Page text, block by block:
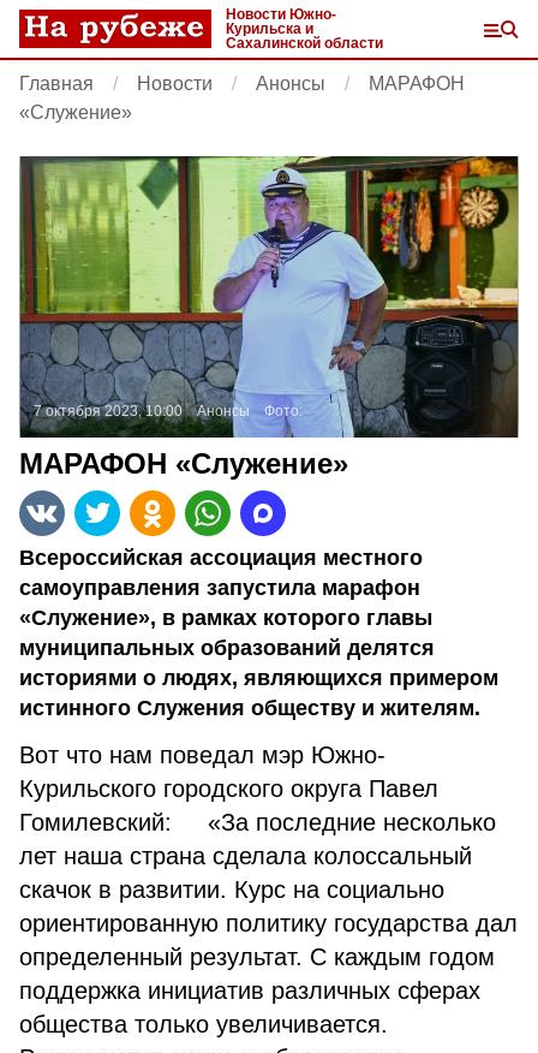
Новости Южно-
Курильска и
Сахалинской области
Главная Новости Анонсы
МАРАФОН
«Служение»
7 октября 2023, 10:00 Анонсы Фото:
МАРАФОН «Служение»
Всероссийская ассоциация местного
самоуправления запустила марафон
«Служение», в рамках которого главы
муниципальных образований делятся
историями о людях, являющихся примером
истинного Служения обществу и жителям.
Вот что нам поведал мэр Южно-
Курильского городского округа Павел
Гомилевский: «За последние несколько
лет наша страна сделала колоссальный
скачок в развитии. Курс на социально
ориентированную политику государства дал
определенный результат. С каждым годом
поддержка инициатив различных сферах
общества только увеличивается.